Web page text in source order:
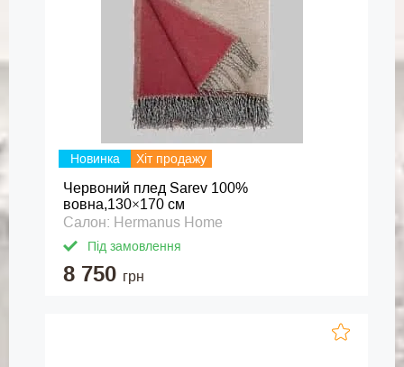
Новинка Хіт продажу
Червоний плед Sarev 100%
вовна,130×170 см
Салон: Hermanus Home
Під замовлення
8 750 грн